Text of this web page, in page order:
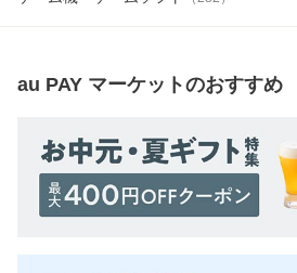
au PAY マーケットのおすすめ